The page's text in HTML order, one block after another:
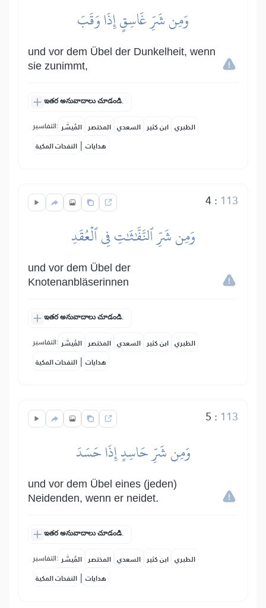
وَمِن شَرِّ غَاسِقٍ إِذَا وَقَبَ
und vor dem Übel der Dunkelheit, wenn
sie zunimmt,
ఇతర అనువాదాలు చూడండి.
التفاسير: المُيسَّر المختصر السعدي ابن كثير الطبري
النفحات المكية | هدايات
4: 113
وَمِن شَرِّ ٱلنَّفَّٰثَٰتِ فِي ٱلۡعُقَدِ
und vor dem Übel der
Knotenanbläserinnen
ఇతర అనువాదాలు చూడండి.
التفاسير: المُيسَّر المختصر السعدي ابن كثير الطبري
النفحات المكية | هدايات
5 : 113
وَمِن شَرِّ حَاسِدٍ إِذَا حَسَدَ
und vor dem Übel eines (jeden)
Neidenden, wenn er neidet.
ఇతర అనువాదాలు చూడండి.
التفاسير: المُيسَّر المختصر السعدي ابن كثير الطبري
النفحات المكية | هدايات